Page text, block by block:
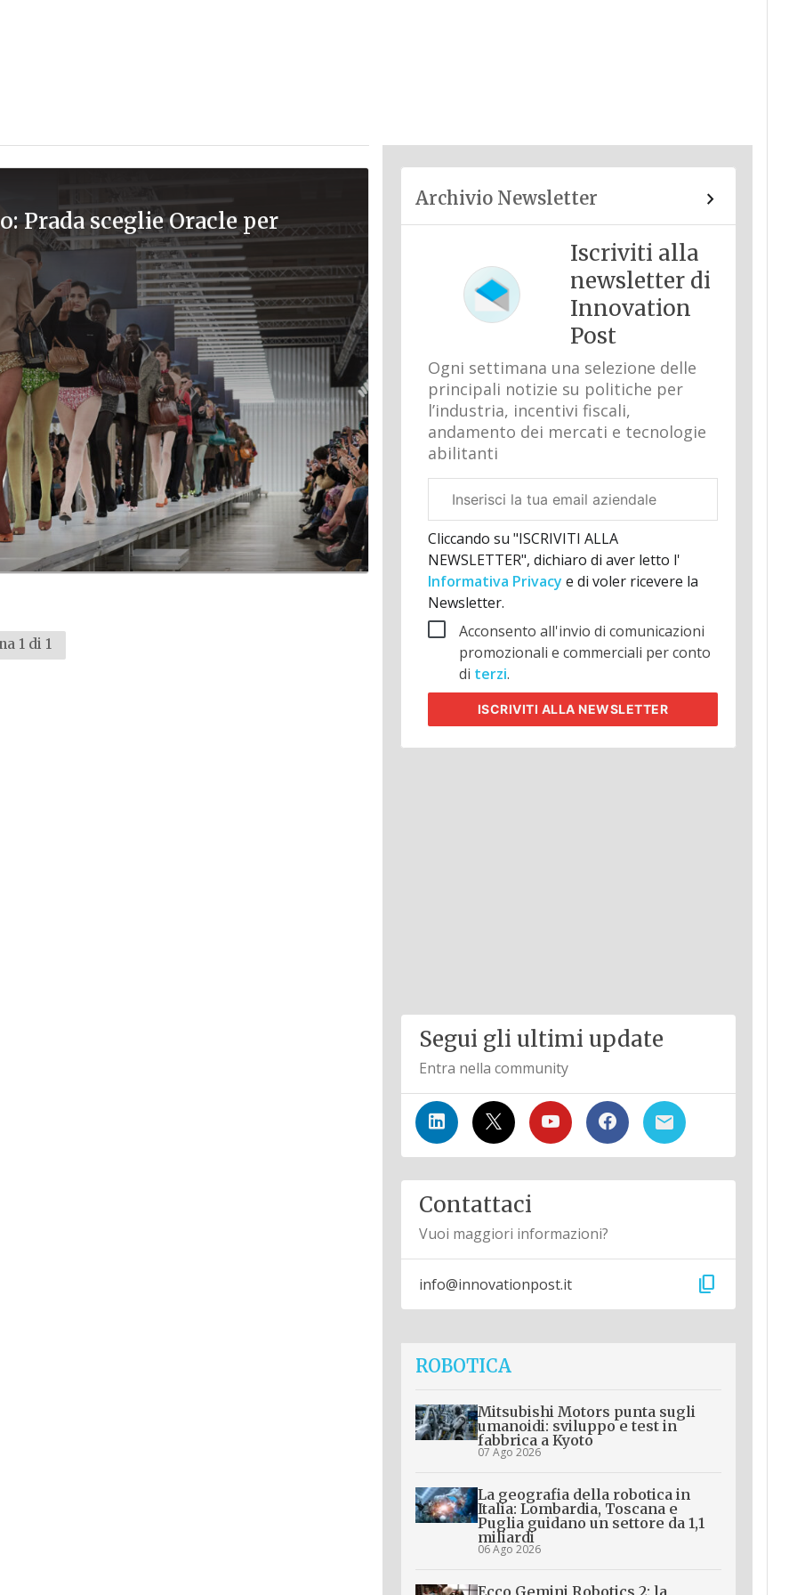
Prada sceglie Oracle per
1 di 1
Archivio Newsletter
Iscriviti alla
newsletter di
Innovation
Post
Ogni settimana una selezione delle
principali notizie su politiche per
l’industria, incentivi fiscali,
andamento dei mercati e tecnologie
abilitanti
aziendale
Cliccando su "ISCRIVITI ALLA
NEWSLETTER", dichiaro di aver letto l'
Informativa Privacy e di voler ricevere la
Newsletter.
Acconsento all'invio di comunicazioni
promozionali e commerciali per conto
di terzi.
ISCRIVITI ALLA NEWSLETTER
Segui gli ultimi update
Entra nella community
Contattaci
Vuoi maggiori informazioni?
info@innovationpost.it content_copy
ROBOTICA
Mitsubishi Motors punta sugli
umanoidi: sviluppo e test in
fabbrica a Kyoto
07 Ago 2026
La geografia della robotica in
Italia: Lombardia, Toscana e
Puglia guidano un settore da 1,1
miliardi
06 Ago 2026